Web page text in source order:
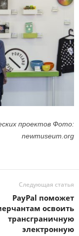
проектов Фото:
newmuseum.org
Следующая статья
PayPal поможет
освоить
трансграничную
электронную